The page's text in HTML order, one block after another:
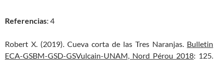
Referencias: 4
Robert X. (2019). Cueva corta de las Tres Naranjas. Bulletin
ECA-GSBM-GSD-GSVulcain-UNAM, Nord Pérou 2018: 125.